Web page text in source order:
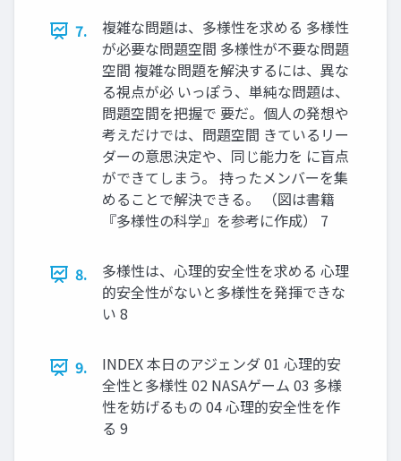
7.
複雑な問題は、多様性を求める 多様性
が必要な問題空間 多様性が不要な問題
空間 複雑な問題を解決するには、異な
る視点が必 いっぽう、単純な問題は、
問題空間を把握で 要だ。個人の発想や
考えだけでは、問題空間 きているリー
ダーの意思決定や、同じ能力を に盲点
ができてしまう。 持ったメンバーを集
めることで解決できる。 （図は書籍
『多様性の科学』を参考に作成） 7
8.
多様性は、心理的安全性を求める 心理
的安全性がないと多様性を発揮できな
い 8
9.
INDEX 本日のアジェンダ 01 心理的安
全性と多様性 02 NASAゲーム 03 多様
性を妨げるもの 04 心理的安全性を作
る 9